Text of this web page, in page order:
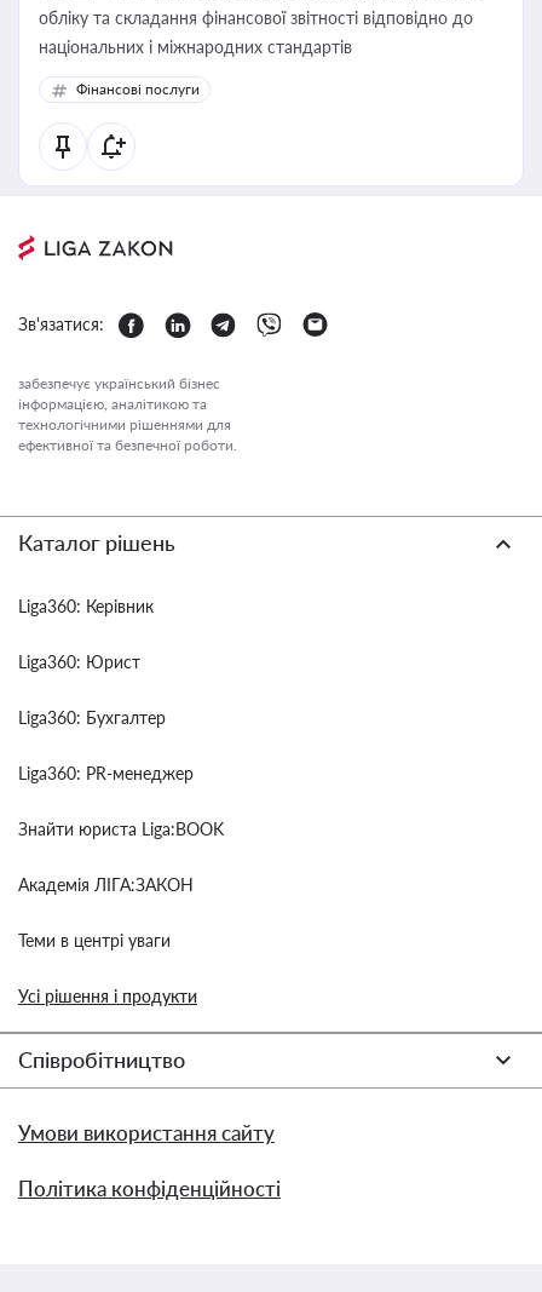
обліку та складання фінансової звітності відповідно до
національних і міжнародних стандартів
Фінансові послуги
Зв'язатися:
забезпечує український бізнес
інформацією, аналітикою та
технологічними рішеннями для
ефективної та безпечної роботи.
Каталог рішень
Liga360: Керівник
Liga360: Юрист
Liga360: Бухгалтер
Liga360: PR-менеджер
Знайти юриста Liga:BOOK
Академія ЛІГА:ЗАКОН
Теми в центрі уваги
Усі рішення і продукти
Співробітництво
Умови використання сайту
Політика конфіденційності